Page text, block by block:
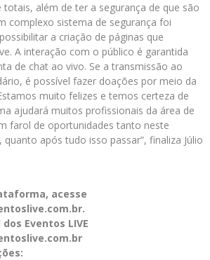
além de ter a segurança de que são
complexo sistema de segurança foi
a criação de páginas que
A interação com o público é garantida
de chat ao vivo. Se a transmissão ao
é possível fazer doações por meio da
muito felizes e temos certeza de
ajudará muitos profissionais da área de
farol de oportunidades tanto neste
após tudo isso passar”, finaliza Júlio
acesse
Eventos LIVE